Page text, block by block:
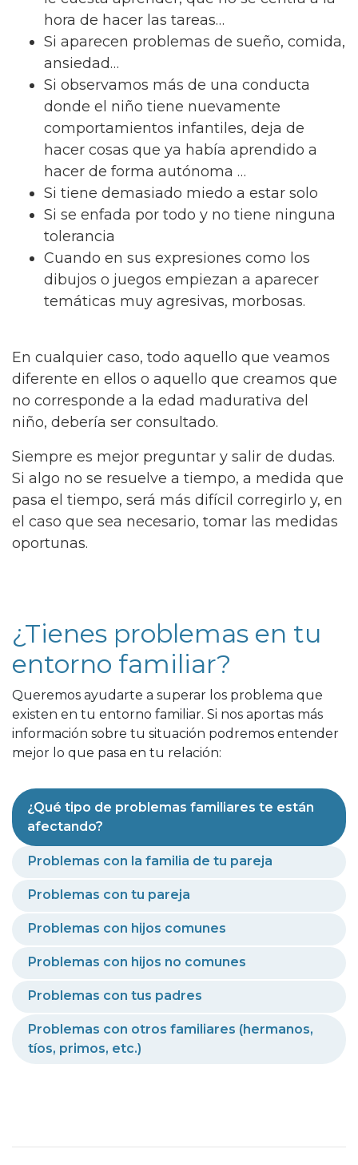
hora de hacer las tareas…
Si aparecen problemas de sueño, comida,
ansiedad…
Si observamos más de una conducta
donde el niño tiene nuevamente
comportamientos infantiles, deja de
hacer cosas que ya había aprendido a
hacer de forma autónoma …
Si tiene demasiado miedo a estar solo
Si se enfada por todo y no tiene ninguna
tolerancia
Cuando en sus expresiones como los
dibujos o juegos empiezan a aparecer
temáticas muy agresivas, morbosas.
En cualquier caso, todo aquello que veamos
diferente en ellos o aquello que creamos que
no corresponde a la edad madurativa del
niño, debería ser consultado.
Siempre es mejor preguntar y salir de dudas.
Si algo no se resuelve a tiempo, a medida que
pasa el tiempo, será más difícil corregirlo y, en
el caso que sea necesario, tomar las medidas
oportunas.
¿Tienes problemas en tu
entorno familiar?
Queremos ayudarte a superar los problema que
existen en tu entorno familiar. Si nos aportas más
información sobre tu situación podremos entender
mejor lo que pasa en tu relación:
¿Qué tipo de problemas familiares te están
afectando?
Problemas con la familia de tu pareja
Problemas con tu pareja
Problemas con hijos comunes
Problemas con hijos no comunes
Problemas con tus padres
Problemas con otros familiares (hermanos,
tíos, primos, etc.)